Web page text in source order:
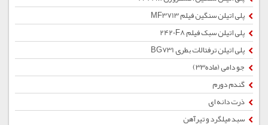
پلی اتیلن سنگین فیلم MF3713
پلی اتیلن سبک فیلم 2420F8
پلی اتیلن ترفتالات بطری BG731
جو دامی (ماده33)
گندم دورم
ذرت دانه ای
سبد میلگرد و تیرآهن